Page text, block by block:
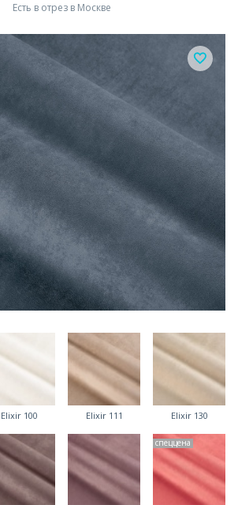
Есть в отрез в Москве
Elixir 100 Elixir 111 Elixir 130
спеццена